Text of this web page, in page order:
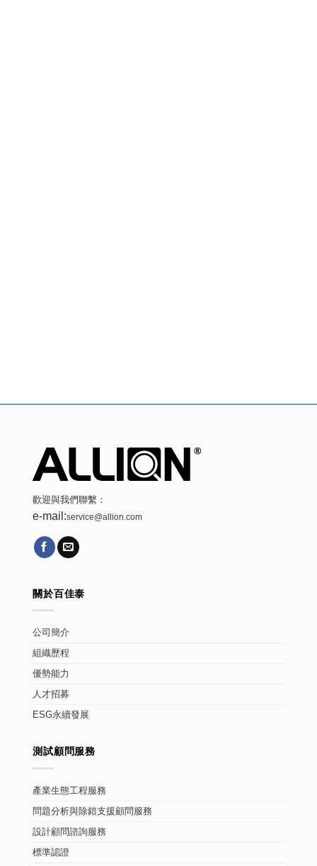
歡迎與我們聯繫：
e-mail:service@allion.com
關於百佳泰
公司簡介
組織歷程
優勢能力
人才招募
ESG永續發展
測試顧問服務
產業生態工程服務
問題分析與除錯支援顧問服務
設計顧問諮詢服務
標準認證